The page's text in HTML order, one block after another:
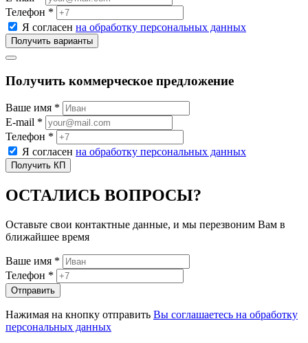
Телефон *
Я согласен на обработку персональных данных
Получить коммерческое предложение
Ваше имя *
E-mail *
Телефон *
Я согласен на обработку персональных данных
ОСТАЛИСЬ ВОПРОСЫ?
Оставьте свои контактные данные, и мы перезвоним Вам в
ближайшее время
Ваше имя *
Телефон *
Нажимая на кнопку отправить Вы соглашаетесь на обработку
персональных данных